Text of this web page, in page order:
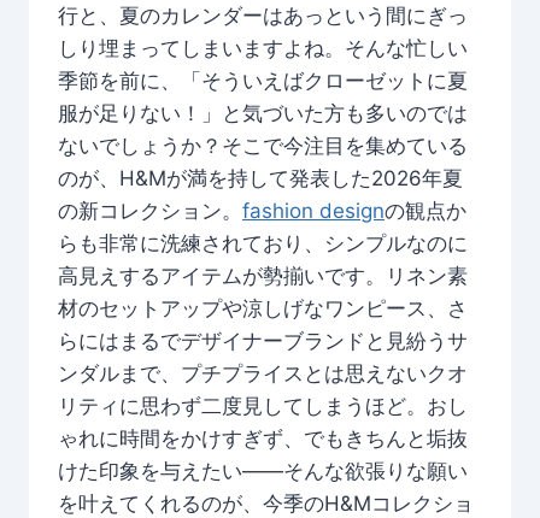
行と、夏のカレンダーはあっという間にぎっ
しり埋まってしまいますよね。そんな忙しい
季節を前に、「そういえばクローゼットに夏
服が足りない！」と気づいた方も多いのでは
ないでしょうか？そこで今注目を集めている
のが、H&Mが満を持して発表した2026年夏
の新コレクション。 fashion designの観点か
らも非常に洗練されており、シンプルなのに
高見えするアイテムが勢揃いです。リネン素
材のセットアップや涼しげなワンピース、さ
らにはまるでデザイナーブランドと見紛うサ
ンダルまで、プチプライスとは思えないクオ
リティに思わず二度見してしまうほど。おし
ゃれに時間をかけすぎず、でもきちんと垢抜
けた印象を与えたい——そんな欲張りな願い
を叶えてくれるのが、今季のH&Mコレクショ